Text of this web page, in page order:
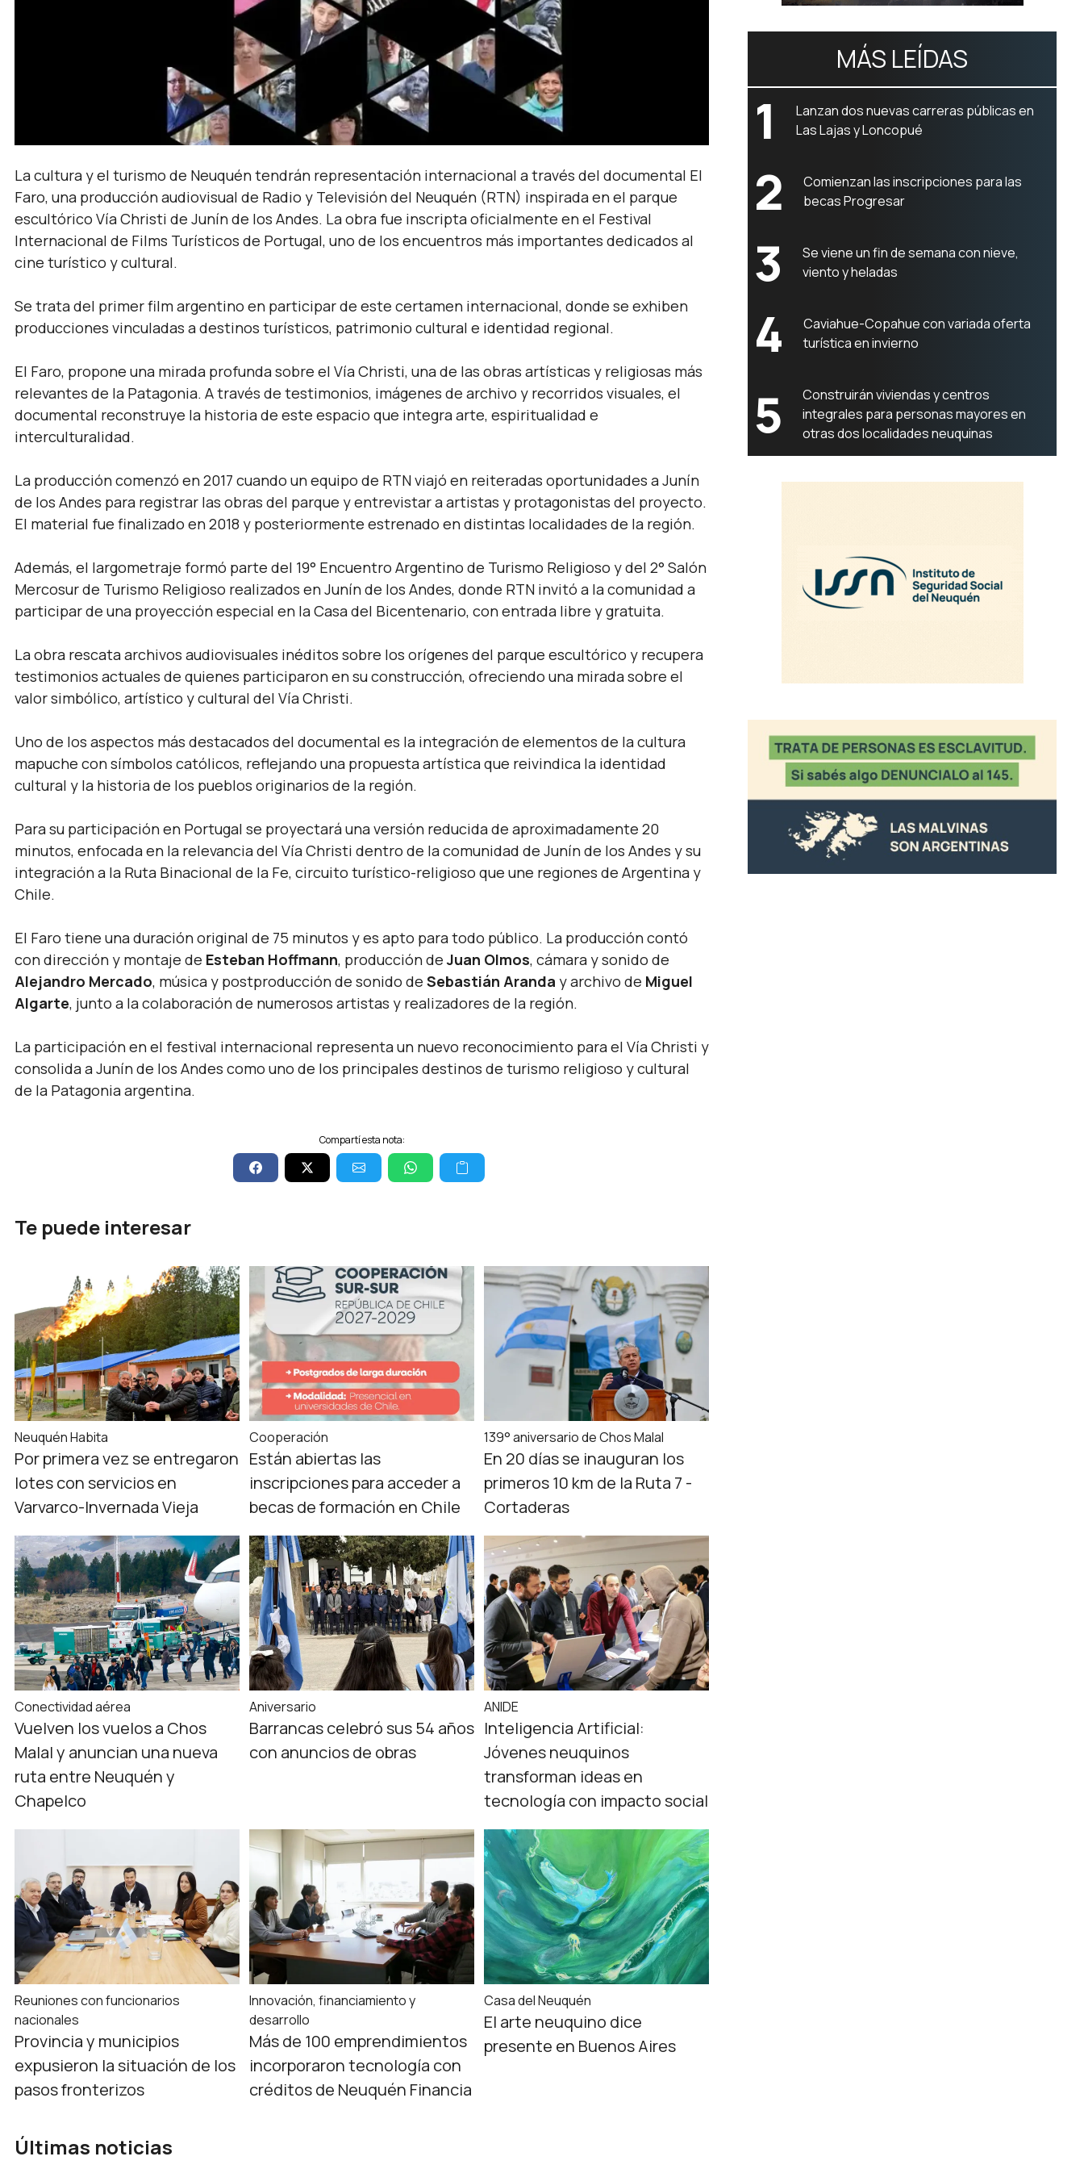
La cultura y el turismo de Neuquén tendrán representación internacional a través del documental El
Faro, una producción audiovisual de Radio y Televisión del Neuquén (RTN) inspirada en el parque
escultórico Vía Christi de Junín de los Andes. La obra fue inscripta oficialmente en el Festival
Internacional de Films Turísticos de Portugal, uno de los encuentros más importantes dedicados al
cine turístico y cultural.
Se trata del primer film argentino en participar de este certamen internacional, donde se exhiben
producciones vinculadas a destinos turísticos, patrimonio cultural e identidad regional.
El Faro, propone una mirada profunda sobre el Vía Christi, una de las obras artísticas y religiosas más
relevantes de la Patagonia. A través de testimonios, imágenes de archivo y recorridos visuales, el
documental reconstruye la historia de este espacio que integra arte, espiritualidad e
interculturalidad.
La producción comenzó en 2017 cuando un equipo de RTN viajó en reiteradas oportunidades a Junín
de los Andes para registrar las obras del parque y entrevistar a artistas y protagonistas del proyecto.
El material fue finalizado en 2018 y posteriormente estrenado en distintas localidades de la región.
Además, el largometraje formó parte del 19° Encuentro Argentino de Turismo Religioso y del 2° Salón
Mercosur de Turismo Religioso realizados en Junín de los Andes, donde RTN invitó a la comunidad a
participar de una proyección especial en la Casa del Bicentenario, con entrada libre y gratuita.
La obra rescata archivos audiovisuales inéditos sobre los orígenes del parque escultórico y recupera
testimonios actuales de quienes participaron en su construcción, ofreciendo una mirada sobre el
valor simbólico, artístico y cultural del Vía Christi.
Uno de los aspectos más destacados del documental es la integración de elementos de la cultura
mapuche con símbolos católicos, reflejando una propuesta artística que reivindica la identidad
cultural y la historia de los pueblos originarios de la región.
Para su participación en Portugal se proyectará una versión reducida de aproximadamente 20
minutos, enfocada en la relevancia del Vía Christi dentro de la comunidad de Junín de los Andes y su
integración a la Ruta Binacional de la Fe, circuito turístico-religioso que une regiones de Argentina y
Chile.
El Faro tiene una duración original de 75 minutos y es apto para todo público. La producción contó
con dirección y montaje de Esteban Hoffmann, producción deJuan Olmos, cámara y sonido de
Alejandro Mercado, música y postproducción de sonido de Sebastián Aranda y archivo de Miguel
Algarte, junto a la colaboración de numerosos artistas y realizadores de la región.
La participación en el festival internacional representa un nuevo reconocimiento para el Vía Christi y
consolida a Junín de los Andes como uno de los principales destinos de turismo religioso y cultural
de la Patagonia argentina.
Compartí esta nota:
Te puede interesar
Neuquén Habita
Por primera vez se entregaron
lotes con servicios en
Varvarco-Invernada Vieja
Cooperación
Están abiertas las
inscripciones para acceder a
becas de formación en Chile
139° aniversario de Chos Malal
En 20 días se inauguran los
primeros 10 km de la Ruta 7 -
Cortaderas
Conectividad aérea
Vuelven los vuelos a Chos
Malal y anuncian una nueva
ruta entre Neuquén y
Chapelco
Aniversario
Barrancas celebró sus 54 años
con anuncios de obras
ANIDE
Inteligencia Artificial:
Jóvenes neuquinos
transforman ideas en
tecnología con impacto social
Reuniones con funcionarios
nacionales
Provincia y municipios
expusieron la situación de los
pasos fronterizos
Innovación, financiamiento y
desarrollo
Más de 100 emprendimientos
incorporaron tecnología con
créditos de Neuquén Financia
Casa del Neuquén
El arte neuquino dice
presente en Buenos Aires
Últimas noticias
MÁS LEÍDAS
1
Lanzan dos nuevas carreras públicas en
Las Lajas y Loncopué
2
Comienzan las inscripciones para las
becas Progresar
3
Se viene un fin de semana con nieve,
viento y heladas
4
Caviahue-Copahue con variada oferta
turística en invierno
5
Construirán viviendas y centros
integrales para personas mayores en
otras dos localidades neuquinas